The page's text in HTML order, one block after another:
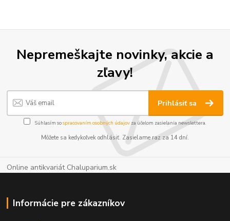
Nepremeškajte novinky, akcie a
zľavy!
Prihlásiť sa
Súhlasím sospracovaním osobných údajov za účelom zasielania newslettera.
Môžete sa kedykoľvek odhlásiť. Zasielame raz za 14 dní.
Online antikvariát Chaluparium.sk
Informácie pre zákazníkov